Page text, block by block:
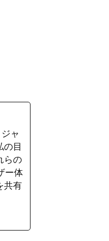
ャ
の目
らの
ー体
共有